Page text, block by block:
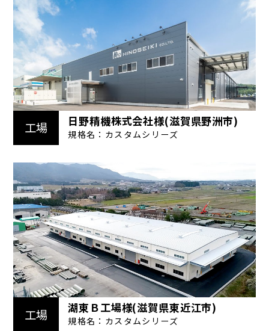
工場 日野精機株式会社様(滋賀県野洲市)
規格名：カスタムシリーズ
工場 湖東Ｂ工場様(滋賀県東近江市)
規格名：カスタムシリーズ